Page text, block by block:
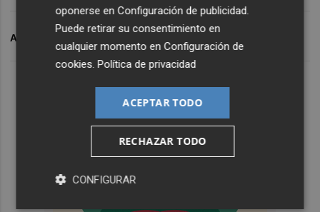
ARCHIVADO EN
oponerse enConfiguración de publicidad
Puede retirar su consentimiento en
cualquier momento enConfiguración de
cookies .Política de privacidad
ACEPTAR TODO
RECHAZAR TODO
CONFIGURAR